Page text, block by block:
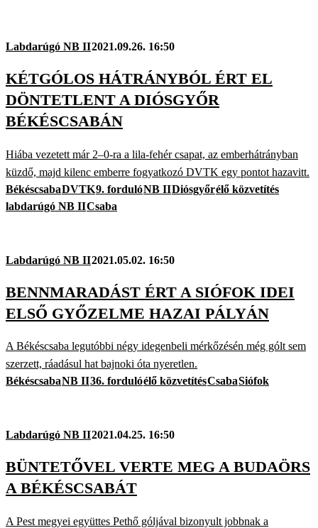
Labdarúgó NB II2021.09.26. 16:50
KÉTGÓLOS HÁTRÁNYBÓL ÉRT EL
DÖNTETLENT A DIÓSGYŐR
BÉKÉSCSABÁN
Hiába vezetett már 2–0-ra a lila-fehér csapat, az emberhátrányban
küzdő, majd kilenc emberre fogyatkozó DVTK egy pontot hazavitt.
BékéscsabaDVTK9. fordulóNB IIDiósgyőrélő közvetítés
labdarúgó NB IICsaba
Labdarúgó NB II2021.05.02. 16:50
BENNMARADÁST ÉRT A SIÓFOK IDEI
ELSŐ GYŐZELME HAZAI PÁLYÁN
A Békéscsaba legutóbbi négy idegenbeli mérkőzésén még gólt sem
szerzett, ráadásul hat bajnoki óta nyeretlen.
BékéscsabaNB II36. fordulóélő közvetítésCsabaSiófok
Labdarúgó NB II2021.04.25. 16:50
BÜNTETŐVEL VERTE MEG A BUDAÖRS
A BÉKÉSCSABÁT
A Pest megyei együttes Pethő góljával bizonyult jobbnak a